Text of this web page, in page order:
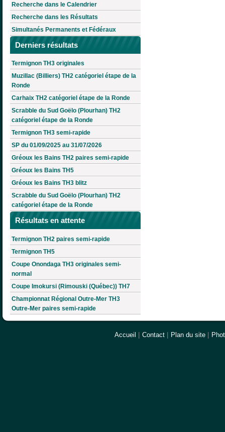
Recherche dans le Calendrier
Recherche dans les Résultats
Simultanés Permanents et Fédéraux
Derniers résultats
Termignon TH3 originales
Muzillac (Billiers) TH2 catégoriel étape de la
Ronde
Carhaix TH2 catégoriel étape de la Ronde
Scrabble du Sud Goëlo (Plourhan) TH2
catégoriel étape de la Ronde
Termignon TH3 semi-rapide
SP du 01/09/2025 au 31/07/2026
Gréoux les Bains TH2 paires semi-rapide
Gréoux les Bains TH5
Gréoux les Bains TH3 blitz
Scrabble du Sud Goëlo (Plourhan) TH2
catégoriel étape de la Ronde
Résultats en attente
Termignon TH2 paires semi-rapide
Termignon TH5
Coupe Onondaga TH3 originales semi-
normal
Coupe Imokursi (Rimouski (Québec)) TH7
Championnat Régional Outre-Mer TH3
Outre-Mer paires semi-rapide
Accueil Contact Plan du site